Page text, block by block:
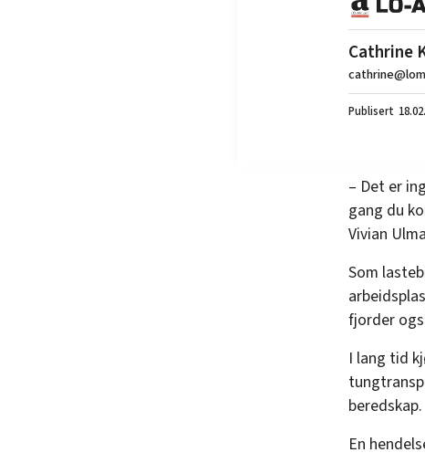
Cathrine
– Det er
gang du
Vivian
Som
fjorder
I lang tid
beredskap.
En